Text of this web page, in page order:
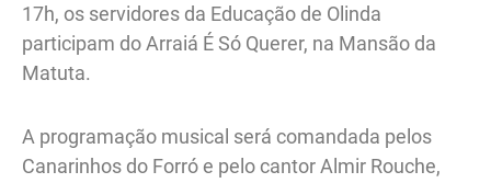
17h, os servidores da Educação de Olinda
participam do Arraiá É Só Querer, na Mansão da
Matuta.
A programação musical será comandada pelos
Canarinhos do Forró e pelo cantor Almir Rouche,